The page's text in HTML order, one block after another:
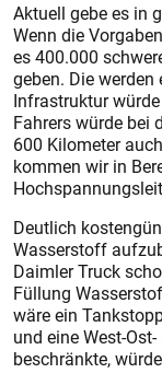
Aktuell gebe es in
Wenn die
es 400.000
geben. Die
Infrastruktur
Fahrers würde bei
600 Kilometer
kommen wir in
Deutlich
Wasserstoff
Daimler Truck
Füllung
wäre ein
und eine West-
beschränkte,